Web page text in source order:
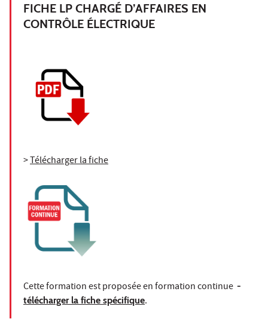
FICHE LP CHARGÉ D’AFFAIRES EN
CONTRÔLE ÉLECTRIQUE
>Télécharger la fiche
Cette formation est proposée en formation continue -
télécharger la fiche spécifique.